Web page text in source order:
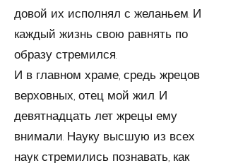
довой их исполнял с желаньем. И
каждый жизнь свою равнять по
образу стремился.
И в главном храме, средь жрецов
верховных, отец мой жил. И
девятнадцать лет жрецы ему
внимали. Науку высшую из всех
наук стремились познавать, как